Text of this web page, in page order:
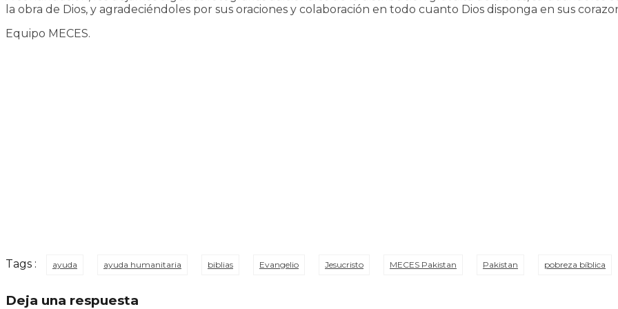
la obra de Dios, y agradeciéndoles por sus oraciones y colaboración en todo cuanto Dios disponga en sus
Equipo MECES.
Tags : ayuda ayuda humanitaria biblias Evangelio Jesucristo MECES Pakistan Pakistan pobreza bíblica
Deja una respuesta